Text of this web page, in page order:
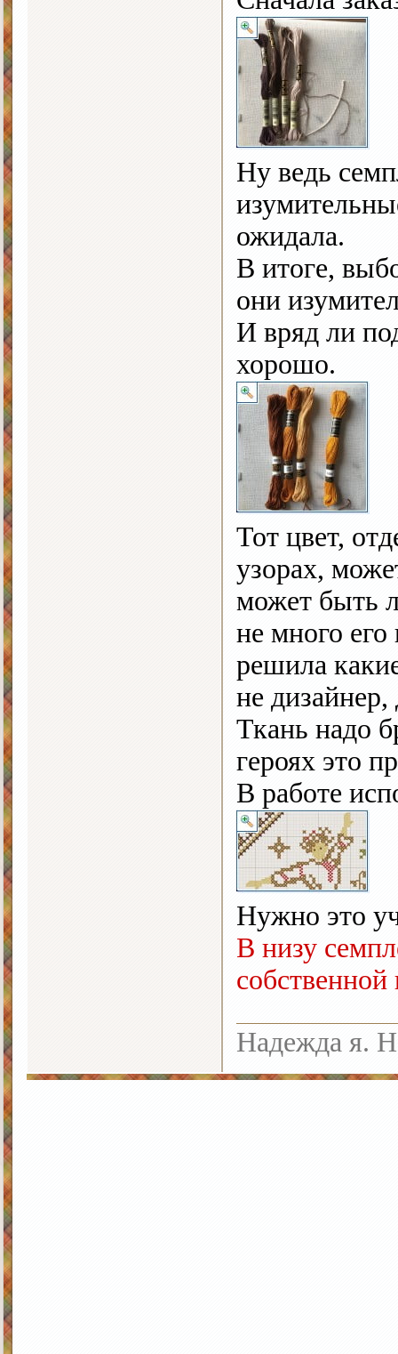
Ну ведь
ожидала.
В итоге,
они
И вряд ли
хорошо.
Тот цвет,
узорах,
может быть
не много
решила
не дизайнер,
Ткань надо
героях это
В работе
Нужно это
В низу
Надежда я.